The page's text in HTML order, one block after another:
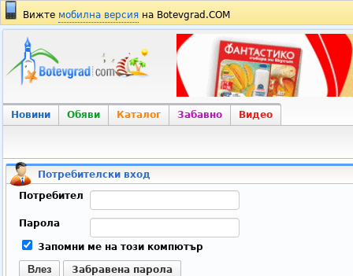
Вижте мобилна версия на Botevgrad.COM
Новини Обяви Каталог Забавно Видео
Потребителски вход
Потребител
Парола
Запомни ме на този компютър
Влез Забравена парола